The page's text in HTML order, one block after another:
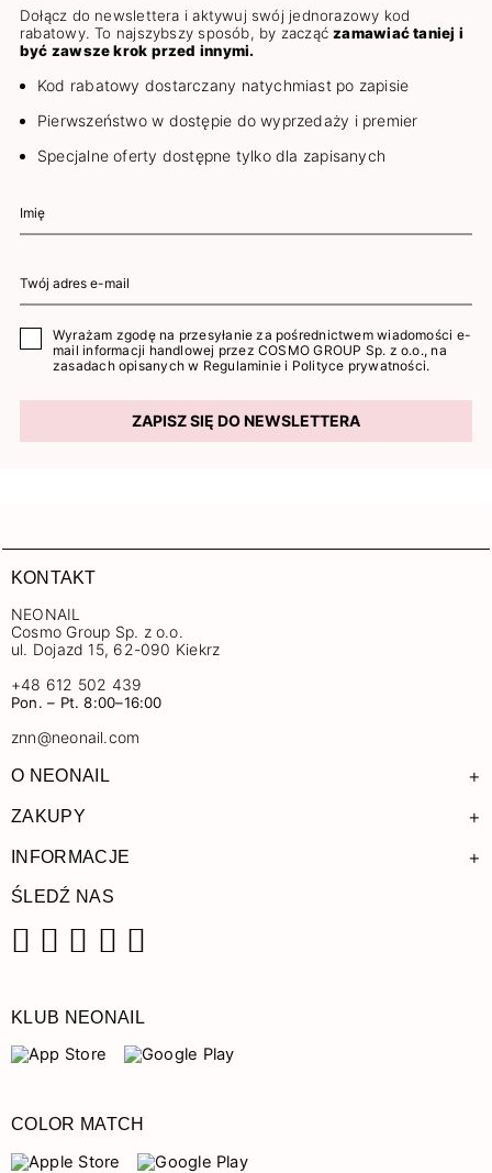
Dołącz do newslettera i aktywuj swój jednorazowy kod
rabatowy. To najszybszy sposób, by zacząćzamawiać taniej i
być zawsze krok przed innymi.
Kod rabatowy dostarczany natychmiast po zapisie
Pierwszeństwo w dostępie do wyprzedaży i premier
Specjalne oferty dostępne tylko dla zapisanych
Wyrażam zgodę na przesyłanie za pośrednictwem wiadomości e-
mail informacji handlowej przez COSMO GROUP Sp. z o.o., na
zasadach opisanych w Regulaminie i Polityce prywatności.
ZAPISZ SIĘ DO NEWSLETTERA
KONTAKT
NEONAIL
Cosmo Group Sp. z o.o.
ul. Dojazd 15, 62-090 Kiekrz
+48 612 502 439
Pon. – Pt. 8:00–16:00
znn@neonail.com
O NEONAIL +
ZAKUPY +
INFORMACJE +
ŚLEDŹ NAS
KLUB NEONAIL
COLOR MATCH